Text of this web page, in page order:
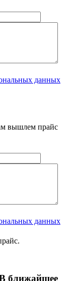
данных
вышлем прайс
данных
ближайшее